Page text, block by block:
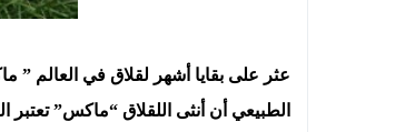
عثر على بقايا أشهر لقلاق في العالم ”
الطبيعي أن أنثى اللقلاق “ماكس”